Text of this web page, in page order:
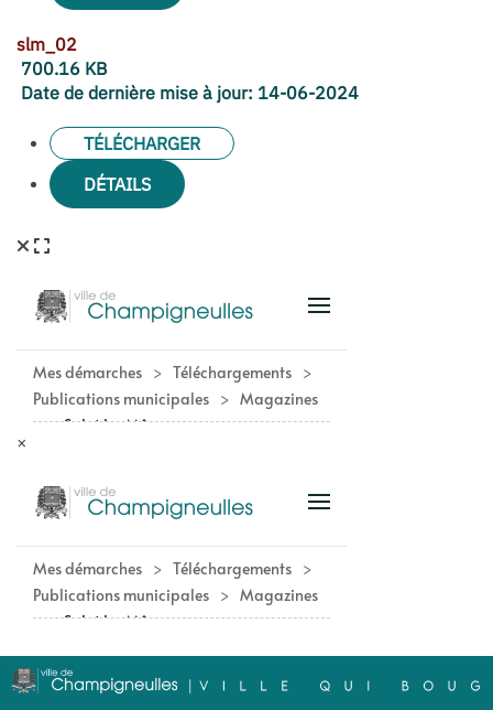
slm_02
700.16 KB
Date de dernière mise à jour: 14-06-2024
TÉLÉCHARGER
DÉTAILS
×